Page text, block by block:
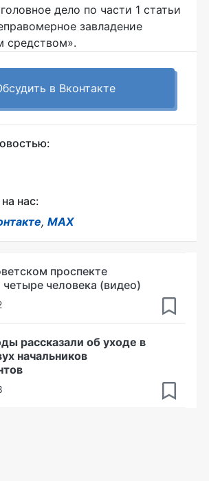
дело по части 1 статьи
завладение
средством».
в Вконтакте
нас:
, MAX
проспекте
человека (видео)
рассказали об уходе в
начальников